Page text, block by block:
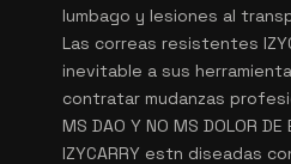
lumbago y lesiones al
Las correas resistentes
inevitable a sus
contratar mudanzas
MS DAO Y NO MS DOLOR
IZYCARRY estn diseadas